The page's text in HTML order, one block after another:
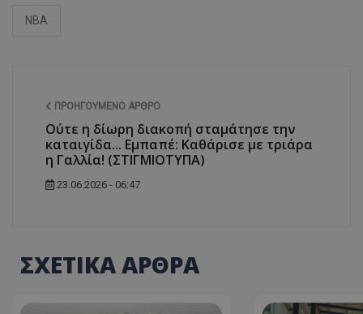
NBA
ΠΡΟΗΓΟΎΜΕΝΟ ΆΡΘΡΟ
Ούτε η δίωρη διακοπή σταμάτησε την
καταιγίδα... Εμπαπέ: Καθάρισε με τριάρα
η Γαλλία! (ΣΤΙΓΜΙΟΤΥΠΑ)
23.06.2026 - 06:47
ΣΧΕΤΙΚΑ ΑΡΘΡΑ